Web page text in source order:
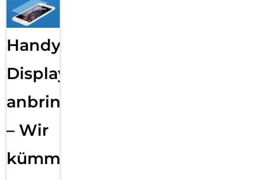
Handy
Displayfolie
anbringen
– Wir
kümmern